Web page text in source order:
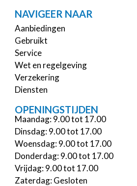
NAVIGEER NAAR
Aanbiedingen
Gebruikt
Service
Wet en regelgeving
Verzekering
Diensten
OPENINGSTIJDEN
Maandag: 9.00 tot 17.00
Dinsdag: 9.00 tot 17.00
Woensdag: 9.00 tot 17.00
Donderdag: 9.00 tot 17.00
Vrijdag: 9.00 tot 17.00
Zaterdag: Gesloten